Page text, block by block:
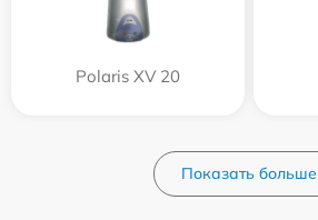
Polaris XV 20
Показать больше